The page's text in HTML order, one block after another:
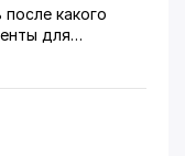
какого
для